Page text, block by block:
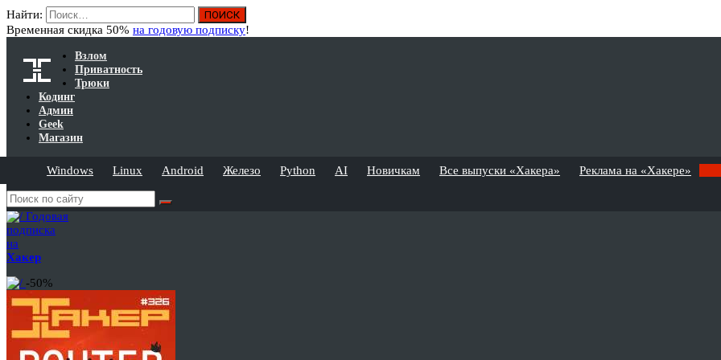
Найти:
Временная скидка 50% на годовую подписку!
Взлом
Приватность
Трюки
Кодинг
Админ
Geek
Магазин
Windows Linux Android Железо Python AI Новичкам Все выпуски «Хакера» Реклама на «Хакере»
Годовая
подписка
на
Хакер
-50%